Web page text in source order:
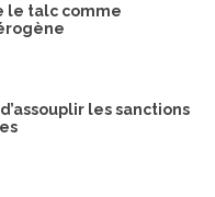
le talc comme
les sanctions